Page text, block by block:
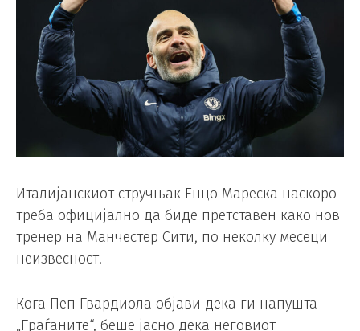
Италијанскиот стручњак Енцо Мареска наскоро
треба официјално да биде претставен како нов
тренер на Манчестер Сити, по неколку месеци
неизвесност.
Кога Пеп Гвардиола објави дека ги напушта
„Граѓаните“, беше јасно дека неговиот